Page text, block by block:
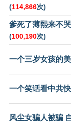
(114,866次)
爹死了薄熙来不
(100,190次)
一个三岁女孩的
一个笑话看中共
风尘女骗人被骗